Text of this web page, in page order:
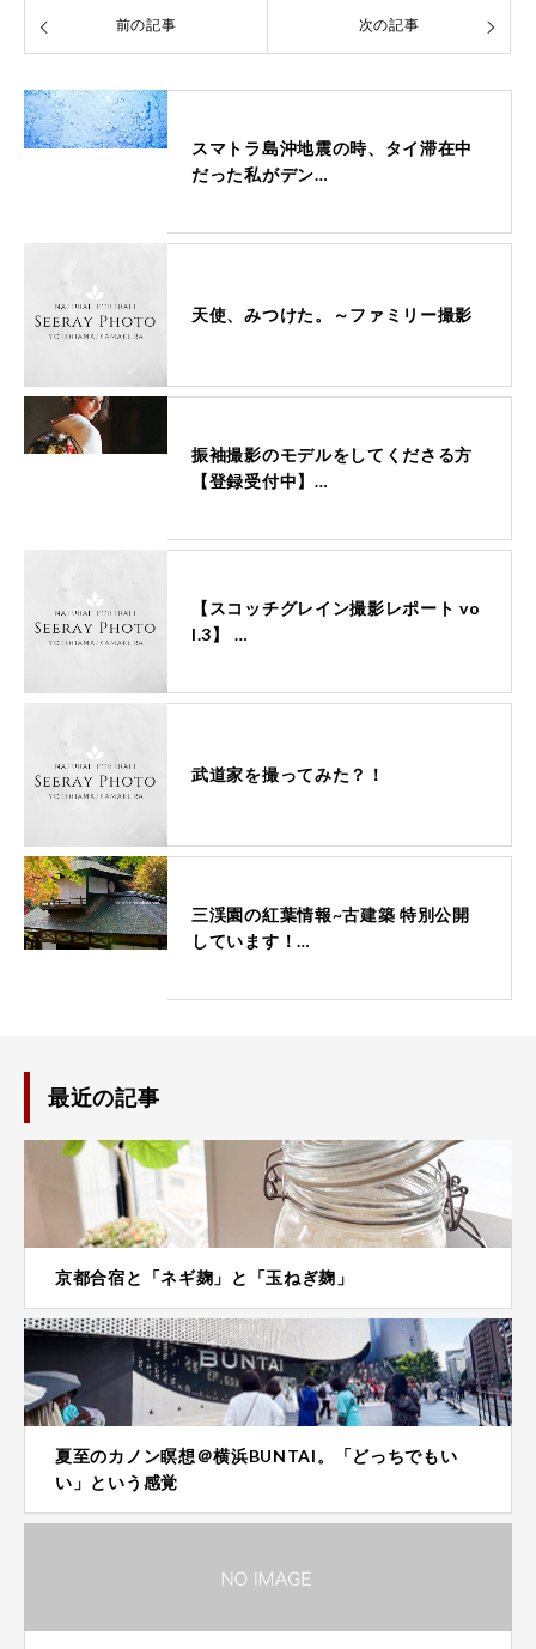
前の記事 次の記事
スマトラ島沖地震の時、タイ滞在中
だった私がデン…
天使、みつけた。～ファミリー撮影
振袖撮影のモデルをしてくださる方
【登録受付中】…
【スコッチグレイン撮影レポート vo
l.3】 …
武道家を撮ってみた？！
三渓園の紅葉情報~古建築 特別公開
しています！…
最近の記事
京都合宿と「ネギ麹」と「玉ねぎ麹」
夏至のカノン瞑想＠横浜BUNTAI。「どっちでもい
い」という感覚